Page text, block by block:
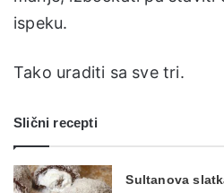
ispeku.
Tako uraditi sa sve tri.
Slični recepti
Sultanova